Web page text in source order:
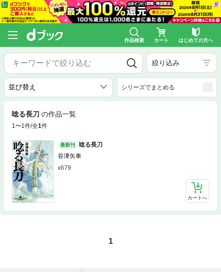
作品検索 カート はじめての方へ
絞り込み
シリーズでまとめる
唸る長刀 の作品一覧
1〜1件/全1件
最新刊
唸る長刀
谷津矢車
679
カートへ
1